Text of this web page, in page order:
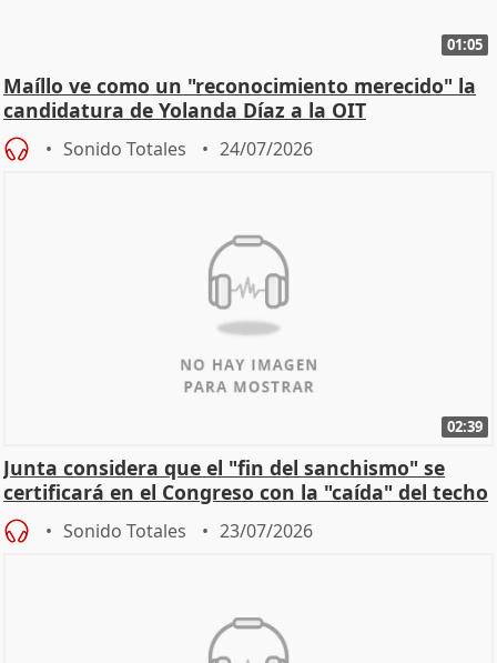
01:05
Maíllo ve como un "reconocimiento merecido" la
candidatura de Yolanda Díaz a la OIT
Sonido Totales 24/07/2026
02:39
Junta considera que el "fin del sanchismo" se
certificará en el Congreso con la "caída" del techo
de
Sonido Totales 23/07/2026